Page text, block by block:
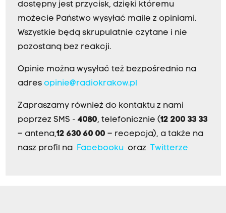
dostępny jest przycisk, dzięki któremu
możecie Państwo wysyłać maile z opiniami.
Wszystkie będą skrupulatnie czytane i nie
pozostaną bez reakcji.
Opinie można wysyłać też bezpośrednio na
adres opinie@radiokrakow.pl
Zapraszamy również do kontaktu z nami
poprzez SMS - 4080, telefonicznie (12 200 33 33
– antena,12 630 60 00 – recepcja), a także na
nasz profil na Facebookuoraz Twitterze